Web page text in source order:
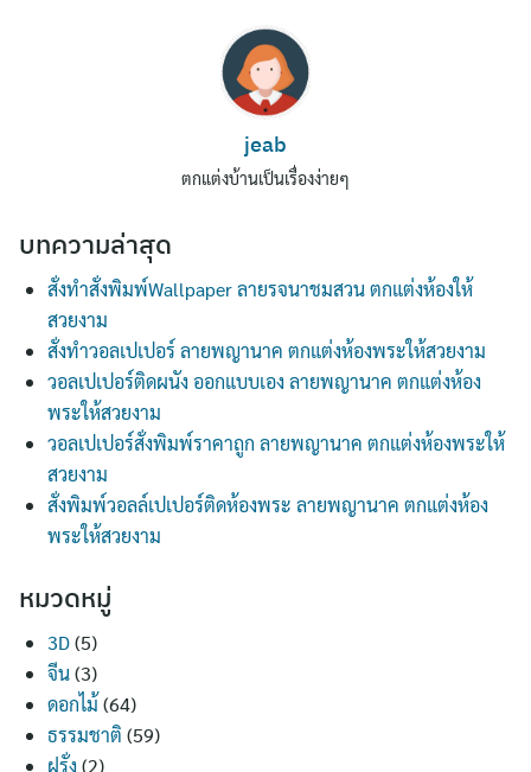
jeab
ตกแต่งบ้านเป็นเรื่องง่ายๆ
บทความล่าสุด
สั่งทำสั่งพิมพ์Wallpaper ลายรจนาชมสวน ตกแต่งห้องให้
สวยงาม
สั่งทำวอลเปเปอร์ ลายพญานาค ตกแต่งห้องพระให้สวยงาม
วอลเปเปอร์ติดผนัง ออกแบบเอง ลายพญานาค ตกแต่งห้อง
พระให้สวยงาม
วอลเปเปอร์สั่งพิมพ์ราคาถูก ลายพญานาค ตกแต่งห้องพระให้
สวยงาม
สั่งพิมพ์วอลล์เปเปอร์ติดห้องพระ ลายพญานาค ตกแต่งห้อง
พระให้สวยงาม
หมวดหมู่
3D(5)
จีน(3)
ดอกไม้(64)
ธรรมชาติ (59)
ฝรั่ง (2)